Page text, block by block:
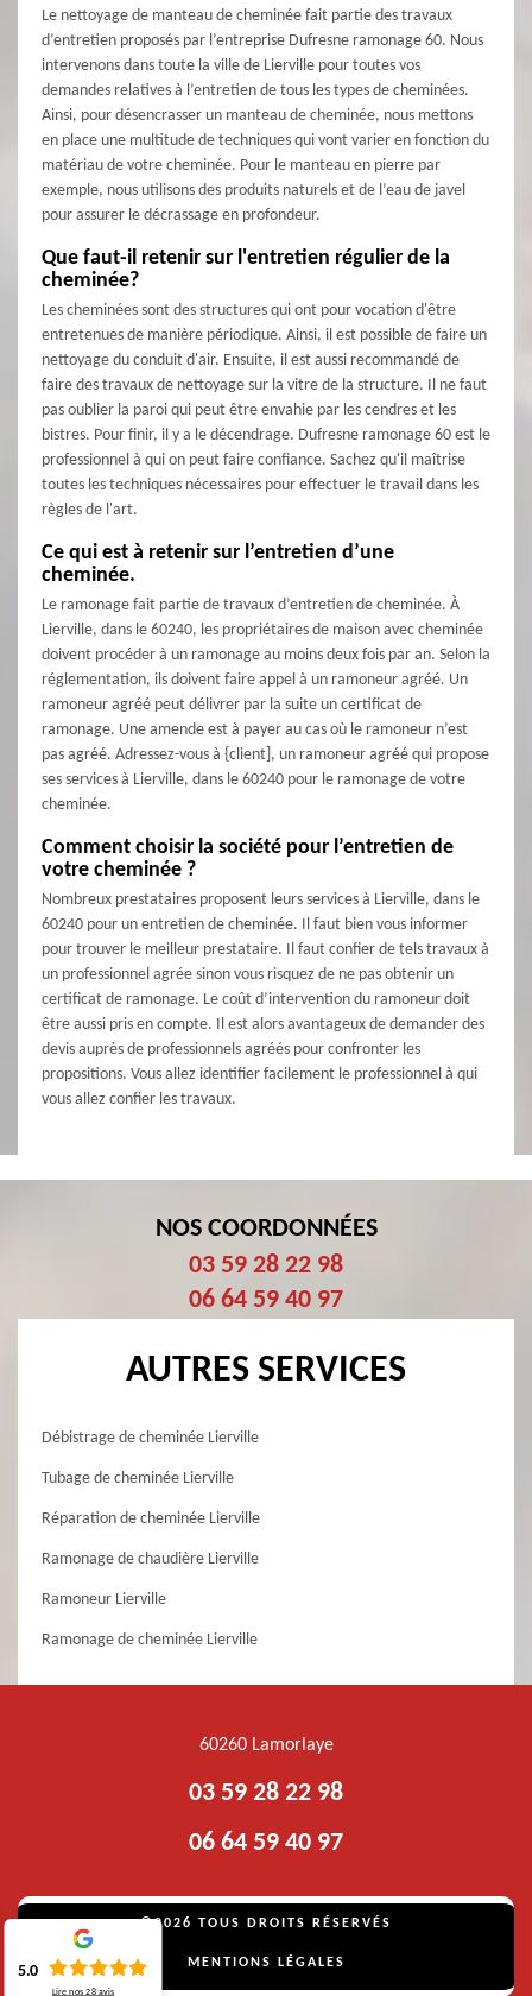
Le nettoyage de manteau de cheminée fait partie des travaux
d’entretien proposés par l’entreprise Dufresne ramonage 60. Nous
intervenons dans toute la ville de Lierville pour toutes vos
demandes relatives à l’entretien de tous les types de cheminées.
Ainsi, pour désencrasser un manteau de cheminée, nous mettons
en place une multitude de techniques qui vont varier en fonction du
matériau de votre cheminée. Pour le manteau en pierre par
exemple, nous utilisons des produits naturels et de l’eau de javel
pour assurer le décrassage en profondeur.
Que faut-il retenir sur l'entretien régulier de la
cheminée?
Les cheminées sont des structures qui ont pour vocation d'être
entretenues de manière périodique. Ainsi, il est possible de faire un
nettoyage du conduit d'air. Ensuite, il est aussi recommandé de
faire des travaux de nettoyage sur la vitre de la structure. Il ne faut
pas oublier la paroi qui peut être envahie par les cendres et les
bistres. Pour finir, il y a le décendrage. Dufresne ramonage 60 est le
professionnel à qui on peut faire confiance. Sachez qu'il maîtrise
toutes les techniques nécessaires pour effectuer le travail dans les
règles de l'art.
Ce qui est à retenir sur l’entretien d’une
cheminée.
Le ramonage fait partie de travaux d’entretien de cheminée. À
Lierville, dans le 60240, les propriétaires de maison avec cheminée
doivent procéder à un ramonage au moins deux fois par an. Selon la
réglementation, ils doivent faire appel à un ramoneur agréé. Un
ramoneur agréé peut délivrer par la suite un certificat de
ramonage. Une amende est à payer au cas où le ramoneur n’est
pas agréé. Adressez-vous à {client], un ramoneur agréé qui propose
ses services à Lierville, dans le 60240 pour le ramonage de votre
cheminée.
Comment choisir la société pour l’entretien de
votre cheminée ?
Nombreux prestataires proposent leurs services à Lierville, dans le
60240 pour un entretien de cheminée. Il faut bien vous informer
pour trouver le meilleur prestataire. Il faut confier de tels travaux à
un professionnel agrée sinon vous risquez de ne pas obtenir un
certificat de ramonage. Le coût d’intervention du ramoneur doit
être aussi pris en compte. Il est alors avantageux de demander des
devis auprès de professionnels agréés pour confronter les
propositions. Vous allez identifier facilement le professionnel à qui
vous allez confier les travaux.
NOS COORDONNÉES
03 59 28 22 98
06 64 59 40 97
AUTRES SERVICES
Débistrage de cheminée Lierville
Tubage de cheminée Lierville
Réparation de cheminée Lierville
Ramonage de chaudière Lierville
Ramoneur Lierville
Ramonage de cheminée Lierville
60260 Lamorlaye
03 59 28 22 98
06 64 59 40 97
©2026 TOUS DROITS RÉSERVÉS
MENTIONS LÉGALES
5.0
Lire nos28 avis